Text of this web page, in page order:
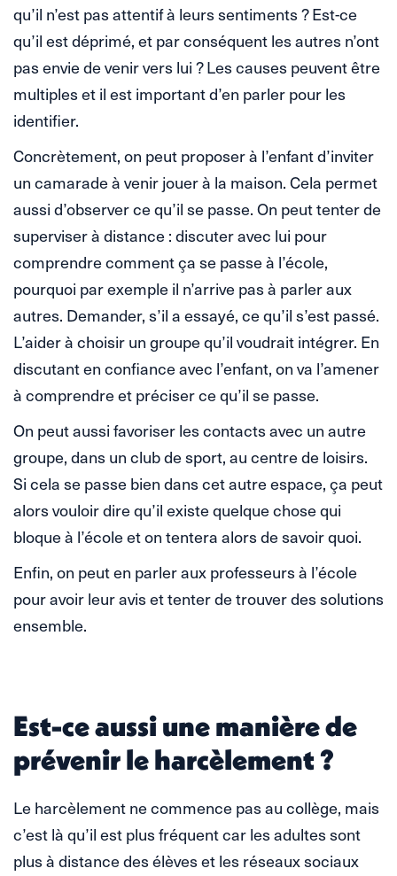
qu’il n’est pas attentif à leurs sentiments ? Est-ce
qu’il est déprimé, et par conséquent les autres n’ont
pas envie de venir vers lui ? Les causes peuvent être
multiples et il est important d’en parler pour les
identifier.
Concrètement, on peut proposer à l’enfant d’inviter
un camarade à venir jouer à la maison. Cela permet
aussi d’observer ce qu’il se passe. On peut tenter de
superviser à distance : discuter avec lui pour
comprendre comment ça se passe à l’école,
pourquoi par exemple il n’arrive pas à parler aux
autres. Demander, s’il a essayé, ce qu’il s’est passé.
L’aider à choisir un groupe qu’il voudrait intégrer. En
discutant en confiance avec l’enfant, on va l’amener
à comprendre et préciser ce qu’il se passe.
On peut aussi favoriser les contacts avec un autre
groupe, dans un club de sport, au centre de loisirs.
Si cela se passe bien dans cet autre espace, ça peut
alors vouloir dire qu’il existe quelque chose qui
bloque à l’école et on tentera alors de savoir quoi.
Enfin, on peut en parler aux professeurs à l’école
pour avoir leur avis et tenter de trouver des solutions
ensemble.
Est-ce aussi une manière de
prévenir le harcèlement ?
Le harcèlement ne commence pas au collège, mais
c’est là qu’il est plus fréquent car les adultes sont
plus à distance des élèves et les réseaux sociaux